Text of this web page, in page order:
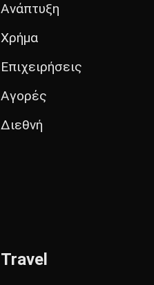
Ανάπτυξη
Χρήμα
Επιχειρήσεις
Αγορές
Διεθνή
Travel